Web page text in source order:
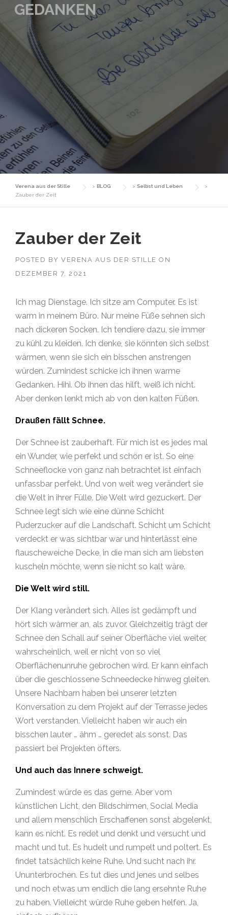
GEDANKEN
Verena aus der Stille > BLOG > Selbst und Leben
>
Zauber der Zeit
Zauber der Zeit
POSTED BY VERENA AUS DER STILLE ON
DEZEMBER 7, 2021
Ich mag Dienstage. Ich sitze am Computer. Es ist
warm in meinem Büro. Nur meine Füße sehnen sich
nach dickeren Socken. Ich tendiere dazu, sie immer
zu kühl zu kleiden. Ich denke, sie könnten sich selbst
wärmen, wenn sie sich ein bisschen anstrengen
würden. Zumindest schicke ich ihnen warme
Gedanken. Hihi. Ob ihnen das hilft, weiß ich nicht.
Aber denken lenkt mich ab von den kalten Füßen.
Draußen fällt Schnee.
Der Schnee ist zauberhaft. Für mich ist es jedes mal
ein Wunder, wie perfekt und schön er ist. So eine
Schneeflocke von ganz nah betrachtet ist einfach
unfassbar perfekt. Und von weit weg verändert sie
die Welt in ihrer Fülle. Die Welt wird gezuckert. Der
Schnee legt sich wie eine dünne Schicht
Puderzucker auf die Landschaft. Schicht um Schicht
verdeckt er was sichtbar war und hinterlässt eine
flauscheweiche Decke, in die man sich am liebsten
kuscheln möchte, wenn sie nicht so kalt wäre.
Die Welt wird still.
Der Klang verändert sich. Alles ist gedämpft und
hört sich wärmer an, als zuvor. Gleichzeitig trägt der
Schnee den Schall auf seiner Oberfläche viel weiter,
wahrscheinlich, weil er nicht von so viel
Oberflächenunruhe gebrochen wird. Er kann einfach
über die geschlossene Schneedecke hinweg gleiten.
Unsere Nachbarn haben bei unserer letzten
Konversation zu dem Projekt auf der Terrasse jedes
Wort verstanden. Vielleicht haben wir auch ein
bisschen lauter … ähm … geredet als sonst. Das
passiert bei Projekten öfters.
Und auch das Innere schweigt.
Zumindest würde es das gerne. Aber vom
künstlichen Licht, den Bildschirmen, Social Media
und allem menschlich Erschaffenen sonst abgelenkt,
kann es nicht. Es redet und denkt und versucht und
macht und tut. Es hudelt und rumpelt und poltert. Es
findet tatsächlich keine Ruhe. Und sucht nach ihr.
Ununterbrochen. Es tut dies und jenes und selbes
und noch etwas um endlich die lang ersehnte Ruhe
zu haben. Vielleicht würde Ruhe geben helfen. Ja,